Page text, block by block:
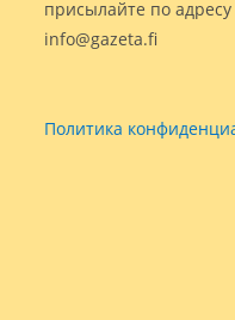
присылайте по
info@gazeta.fi
Политика